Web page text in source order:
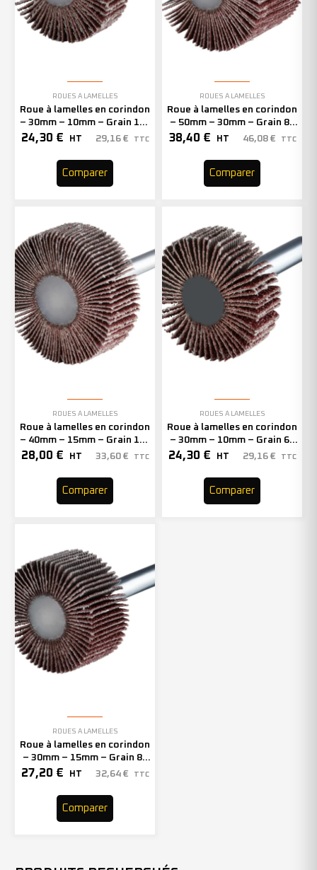
ROUES À LAMELLES
Roue à lamelles en corindon
– 30mm – 10mm – Grain 120
– 305116 (x10)
24,30 € HT 29,16 € TTC
Comparer
ROUES À LAMELLES
Roue à lamelles en corindon
– 50mm – 30mm – Grain 80
– 305144 (x10)
38,40 € HT 46,08 € TTC
Comparer
ROUES À LAMELLES
Roue à lamelles en corindon
– 40mm – 15mm – Grain 120
– 305126 (x10)
28,00 € HT 33,60 € TTC
Comparer
ROUES À LAMELLES
Roue à lamelles en corindon
– 30mm – 10mm – Grain 60
– 305114 (x10)
24,30 € HT 29,16 € TTC
Comparer
ROUES À LAMELLES
Roue à lamelles en corindon
– 30mm – 15mm – Grain 80
– 305120 (x10)
27,20 € HT 32,64 € TTC
Comparer